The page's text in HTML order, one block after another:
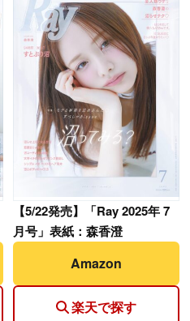
【5/22発売】「Ray 2025年 7
月号」表紙：森香澄
Amazon
楽天で探す